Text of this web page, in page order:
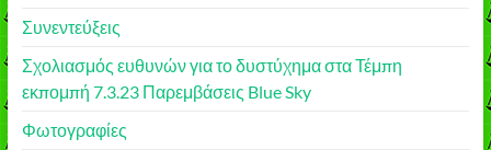
Συνεντεύξεις
Σχολιασμός ευθυνών για το δυστύχημα στα Τέμπη
εκπομπή 7.3.23 Παρεμβάσεις Blue Sky
Φωτογραφίες